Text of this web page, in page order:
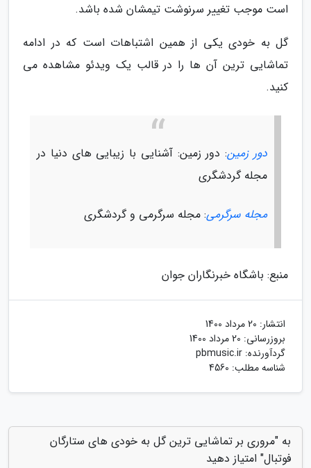
است موجب تغییر سرنوشت تیمشان شده باشد.
گل به خودی یکی از همین اشتباهات است که در ادامه
تماشایی ترین آن ها را در قالب یک ویدئو مشاهده می
کنید.
دور زمین: دور زمین: آشنایی با زیبایی های دنیا در
مجله گردشگری
مجله سرگرمی: مجله سرگرمی و گردشگری
منبع: باشگاه خبرنگاران جوان
انتشار: 20 مرداد 1400
بروزرسانی: 20 مرداد 1400
گردآورنده: pbmusic.ir
شناسه مطلب: 4560
به "مروری بر تماشایی ترین گل به خودی های ستارگان
فوتبال" امتیاز دهید